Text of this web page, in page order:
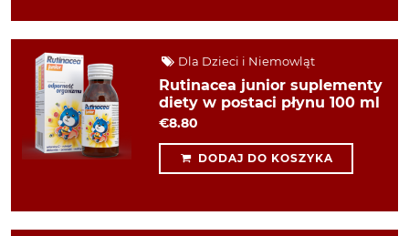
Dla Dzieci i Niemowląt
Rutinacea junior suplementy
diety w postaci płynu 100 ml
€8.80
DODAJ DO KOSZYKA